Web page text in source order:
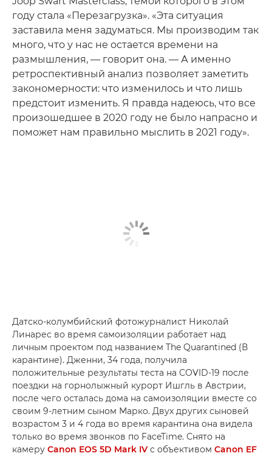
году стала «Перезагрузка». «Эта ситуация
заставила меня задуматься. Мы производим так
много, что у нас не остается времени на
размышления, — говорит она. — А именно
ретроспективный анализ позволяет заметить
закономерности: что изменилось и что лишь
предстоит изменить. Я правда надеюсь, что все
произошедшее в 2020 году не было напрасно и
поможет нам правильно мыслить в 2021 году».
Датско-колумбийский фотожурналист Николай
Линарес во время самоизоляции работает над
личным проектом под названием The Quarantined (В
карантине). Дженни, 34 года, получила
положительные результаты теста на COVID-19 после
поездки на горнолыжный курорт Ишгль в Австрии,
после чего осталась дома на самоизоляции вместе со
своим 9-летним сыном Марко. Двух других сыновей
возрастом 3 и 4 года во время карантина она видела
только во время звонков по FaceTime. Снято на
камеру Canon EOS 5D Mark IV с объективом Canon EF